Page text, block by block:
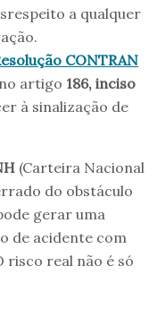
a qualquer
CONTRAN
artigo 186, inciso
à sinalização de
(Carteira Nacional
do obstáculo
gerar uma
de acidente com
risco real não é só